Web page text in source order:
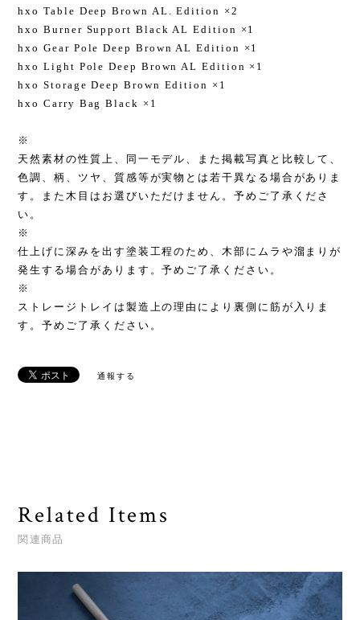
hxo Table Deep Brown AL. Edition ×2
hxo Burner Support Black AL Edition ×1
hxo Gear Pole Deep Brown AL Edition ×1
hxo Light Pole Deep Brown AL Edition ×1
hxo Storage Deep Brown Edition ×1
hxo Carry Bag Black ×1
※
天然素材の性質上、同一モデル、また掲載写真と比較して、
色調、柄、ツヤ、質感等が実物とは若干異なる場合がありま
す。また木目はお選びいただけません。予めご了承くださ
い。
※
仕上げに深みを出す塗装工程のため、木部にムラや溜まりが
発生する場合があります。予めご了承ください。
※
ストレージトレイは製造上の理由により裏側に筋が入りま
す。予めご了承ください。
通報する
Related Items
関連商品